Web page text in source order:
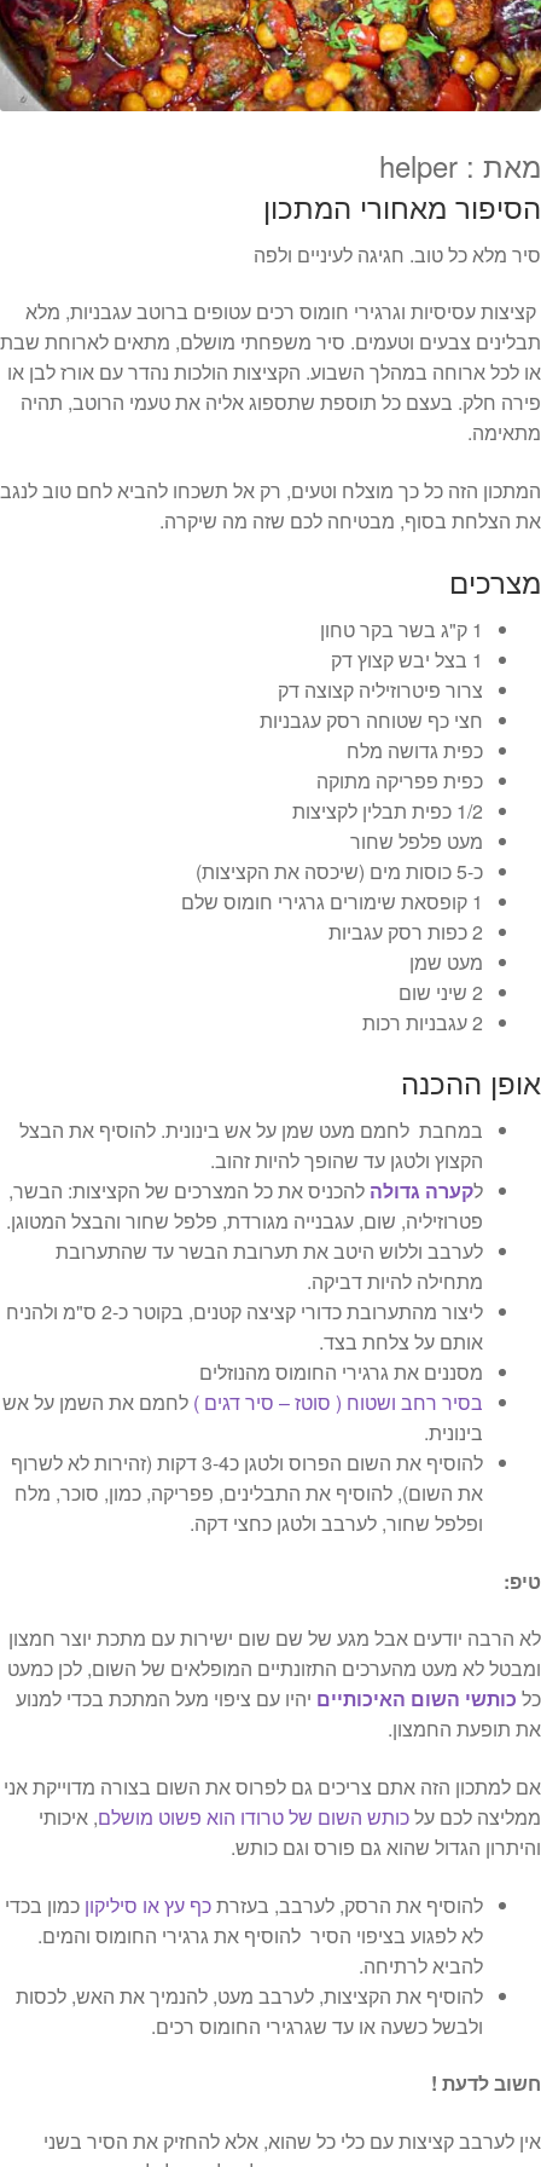
המותגים שלנו
חגים
מתנות לחנוכת בית
מתנות למטבח
מאמרים
עגלת קניות
תשלום
מאת : helper
הסיפור מאחורי המתכון
סיר מלא כל טוב. חגיגה לעיניים ולפה
קציצות עסיסיות וגרגירי חומוס רכים עטופים ברוטב עגבניות, מלא
תבלינים צבעים וטעמים. סיר משפחתי מושלם, מתאים לארוחת שבת
או לכל ארוחה במהלך השבוע. הקציצות הולכות נהדר עם אורז לבן או
פירה חלק. בעצם כל תוספת שתספוג אליה את טעמי הרוטב, תהיה
מתאימה.
המתכון הזה כל כך מוצלח וטעים, רק אל תשכחו להביא לחם טוב לנגב
את הצלחת בסוף, מבטיחה לכם שזה מה שיקרה.
מצרכים
1 ק"ג בשר בקר טחון
1 בצל יבש קצוץ דק
צרור פיטרוזיליה קצוצה דק
חצי כף שטוחה רסק עגבניות
כפית גדושה מלח
כפית פפריקה מתוקה
1/2 כפית תבלין לקציצות
מעט פלפל שחור
כ-5 כוסות מים (שיכסה את הקציצות)
1 קופסאת שימורים גרגירי חומוס שלם
2 כפות רסק עגביות
מעט שמן
2 שיני שום
2 עגבניות רכות
אופן ההכנה
במחבת לחמם מעט שמן על אש בינונית. להוסיף את הבצל
הקצוץ ולטגן עד שהופך להיות זהוב.
לקערה גדולה להכניס את כל המצרכים של הקציצות: הבשר,
פטרוזיליה, שום, עגבנייה מגורדת, פלפל שחור והבצל המטוגן.
לערבב וללוש היטב את תערובת הבשר עד שהתערובת
מתחילה להיות דביקה.
ליצור מהתערובת כדורי קציצה קטנים, בקוטר כ-2 ס"מ ולהניח
אותם על צלחת בצד.
מסננים את גרגירי החומוס מהנוזלים
בסיר רחב ושטוח ( סוטז – סיר דגים ) לחמם את השמן על אש
בינונית.
להוסיף את השום הפרוס ולטגן כ3-4 דקות (זהירות לא לשרוף
את השום), להוסיף את התבלינים, פפריקה, כמון, סוכר, מלח
ופלפל שחור, לערבב ולטגן כחצי דקה.
טיפ:
לא הרבה יודעים אבל מגע של שם שום ישירות עם מתכת יוצר חמצון
ומבטל לא מעט מהערכים התזונתיים המופלאים של השום, לכן כמעט
כל כותשי השום האיכותיים יהיו עם ציפוי מעל המתכת בכדי למנוע
את תופעת החמצון.
אם למתכון הזה אתם צריכים גם לפרוס את השום בצורה מדוייקת אני
ממליצה לכם עלכותש השום של טרודו הוא פשוט מושלם, איכותי
והיתרון הגדול שהוא גם פורס וגם כותש.
להוסיף את הרסק, לערבב, בעזרתכף עץ או סיליקון כמון בכדי
לא לפגוע בציפוי הסיר להוסיף את גרגירי החומוס והמים.
להביא לרתיחה.
להוסיף את הקציצות, לערבב מעט, להנמיך את האש, לכסות
ולבשל כשעה או עד שגרגירי החומוס רכים.
חשוב לדעת !
אין לערבב קציצות עם כלי כל שהוא, אלא להחזיק את הסיר בשני